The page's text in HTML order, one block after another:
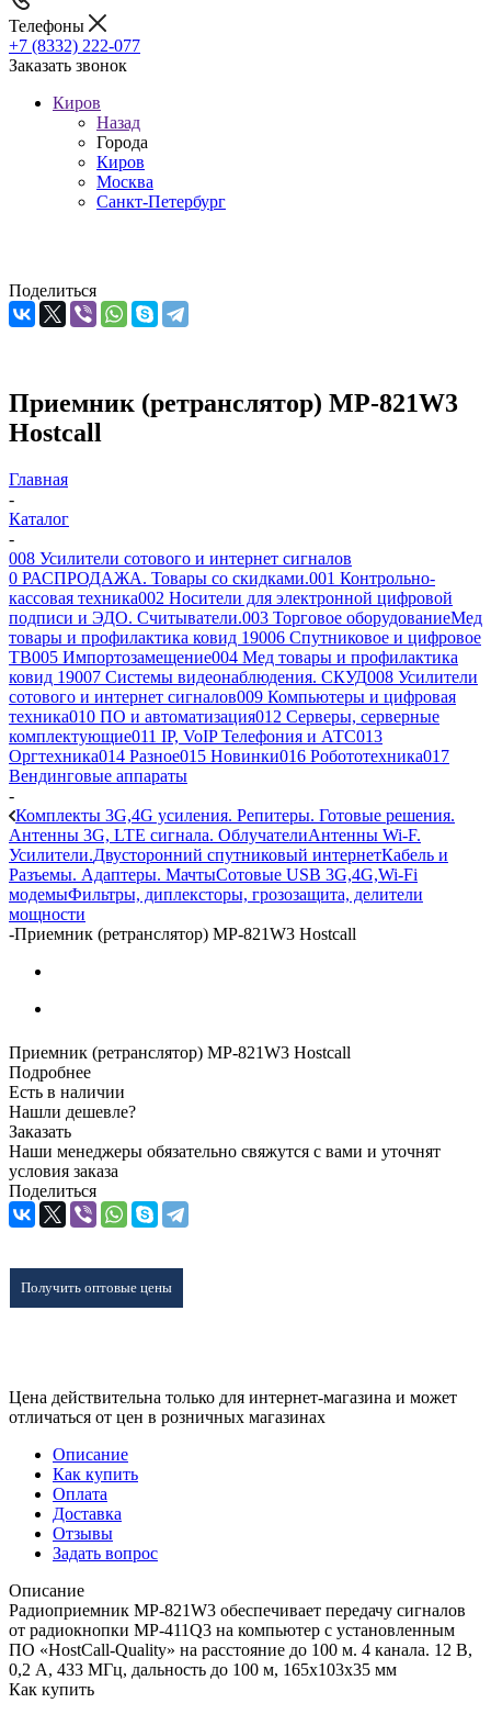
Телефоны
+7 (8332) 222-077
Заказать звонок
Киров
Назад
Города
Киров
Москва
Санкт-Петербург
Поделиться
Приемник (ретранслятор) MP-821W3
Hostcall
Главная
-
Каталог
-
008 Усилители сотового и интернет сигналов
0 РАСПРОДАЖА. Товары со скидками.001 Контрольно-
кассовая техника002 Носители для электронной цифровой
подписи и ЭДО. Считыватели.003 Торговое оборудованиеМед
товары и профилактика ковид 19006 Спутниковое и цифровое
ТВ005 Импортозамещение004 Мед товары и профилактика
ковид 19007 Системы видеонаблюдения. СКУД008 Усилители
сотового и интернет сигналов009 Компьютеры и цифровая
техника010 ПО и автоматизация012 Серверы, серверные
комплектующие011 IP, VoIP Телефония и АТС013
Оргтехника014 Разное015 Новинки016 Робототехника017
Вендинговые аппараты
-
Комплекты 3G,4G усиления. Репитеры. Готовые решения.
Антенны 3G, LTE сигнала. ОблучателиАнтенны Wi-F.
Усилители.Двусторонний спутниковый интернетКабель и
Разъемы. Адаптеры. МачтыСотовые USB 3G,4G,Wi-Fi
модемыФильтры, диплексторы, грозозащита, делители
мощности
-Приемник (ретранслятор) MP-821W3 Hostcall
Приемник (ретранслятор) MP-821W3 Hostcall
Подробнее
Есть в наличии
Нашли дешевле?
Заказать
Наши менеджеры обязательно свяжутся с вами и уточнят
условия заказа
Поделиться
Получить оптовые цены
Цена действительна только для интернет-магазина и может
отличаться от цен в розничных магазинах
Описание
Как купить
Оплата
Доставка
Отзывы
Задать вопрос
Описание
Радиоприемник MP-821W3 обеспечивает передачу сигналов
от радиокнопки MP-411Q3 на компьютер с установленным
ПО «HostCall-Quality» на расстояние до 100 м. 4 канала. 12 В,
0,2 А, 433 МГц, дальность до 100 м, 165х103х35 мм
Как купить